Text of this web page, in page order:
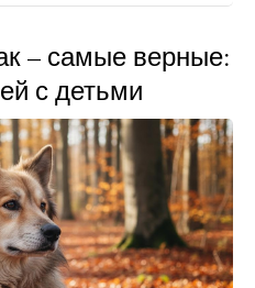
– самые верные:
с детьми